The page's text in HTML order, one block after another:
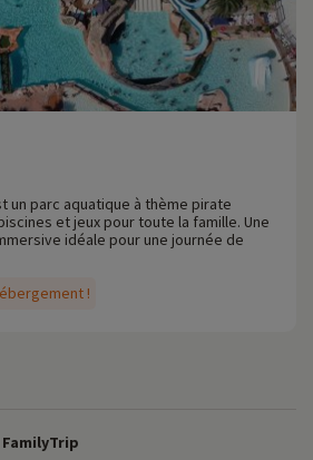
!
un parc aquatique à thème pirate
et jeux pour toute la famille. Une
idéale pour une journée de